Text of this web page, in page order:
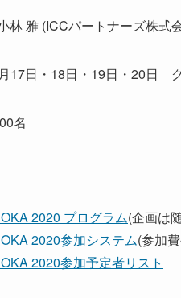
林 雅 (ICCパートナーズ株式
17日・18日・19日・20日
名
2020 プログラム(企画は
2020参加システム(参加
2020参加予定者リスト